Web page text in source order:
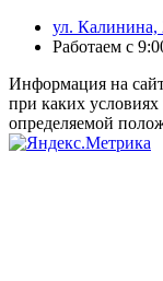
ул. Калинина,
Работаем с
Информация на
при каких
определяемой